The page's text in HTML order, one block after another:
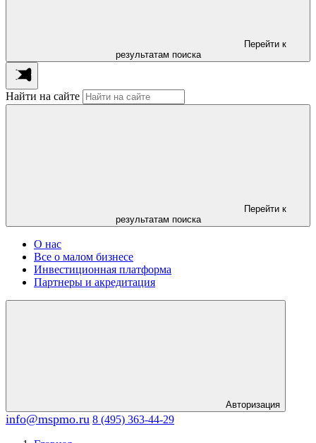
Перейти к
результатам поиска
Найти на сайте
Перейти к
результатам поиска
О нас
Все о малом бизнесе
Инвестиционная платформа
Партнеры и акредитация
Авторизация
info@mspmo.ru 8 (495) 363-44-29